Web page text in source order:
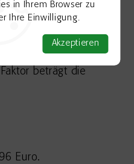
in Ihrem Browser zu
Ihre Einwilligung.
Akzeptieren
beträgt die
Euro.